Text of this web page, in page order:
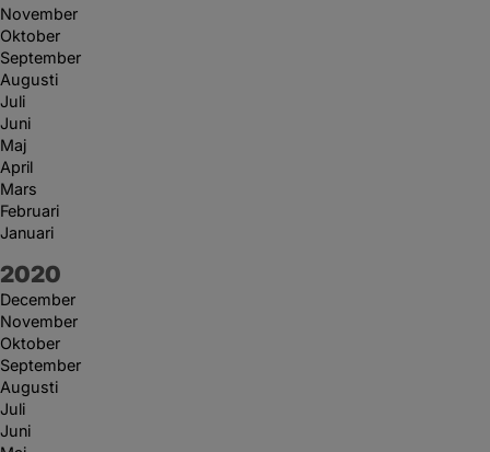
November
Oktober
September
Augusti
Juli
Juni
Maj
April
Mars
Februari
Januari
År:
2020
December
November
Oktober
September
Augusti
Juli
Juni